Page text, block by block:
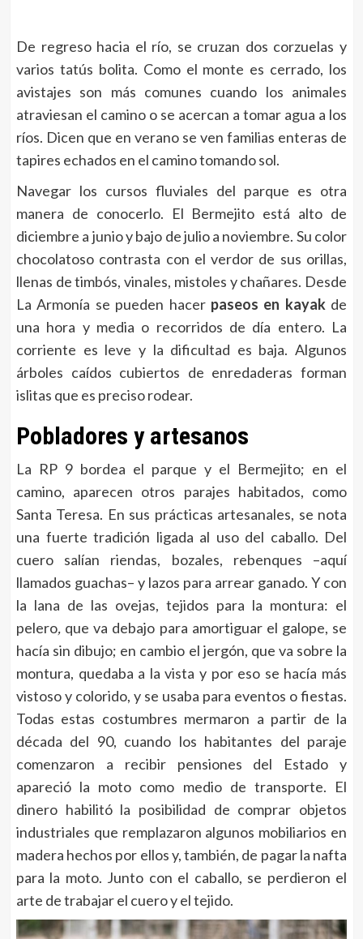
De regreso hacia el río, se cruzan dos corzuelas y
varios tatús bolita. Como el monte es cerrado, los
avistajes son más comunes cuando los animales
atraviesan el camino o se acercan a tomar agua a los
ríos. Dicen que en verano se ven familias enteras de
tapires echados en el camino tomando sol.
Navegar los cursos fluviales del parque es otra
manera de conocerlo. El Bermejito está alto de
diciembre a junio y bajo de julio a noviembre. Su color
chocolatoso contrasta con el verdor de sus orillas,
llenas de timbós, vinales, mistoles y chañares. Desde
La Armonía se pueden hacer paseos en kayakde
una hora y media o recorridos de día entero. La
corriente es leve y la dificultad es baja. Algunos
árboles caídos cubiertos de enredaderas forman
islitas que es preciso rodear.
Pobladores y artesanos
La RP 9 bordea el parque y el Bermejito; en el
camino, aparecen otros parajes habitados, como
Santa Teresa. En sus prácticas artesanales, se nota
una fuerte tradición ligada al uso del caballo. Del
cuero salían riendas, bozales, rebenques –aquí
llamados guachas– y lazos para arrear ganado. Y con
la lana de las ovejas, tejidos para la montura: el
pelero, que va debajo para amortiguar el galope, se
hacía sin dibujo; en cambio el jergón, que va sobre la
montura, quedaba a la vista y por eso se hacía más
vistoso y colorido, y se usaba para eventos o fiestas.
Todas estas costumbres mermaron a partir de la
década del 90, cuando los habitantes del paraje
comenzaron a recibir pensiones del Estado y
apareció la moto como medio de transporte. El
dinero habilitó la posibilidad de comprar objetos
industriales que remplazaron algunos mobiliarios en
madera hechos por ellos y, también, de pagar la nafta
para la moto. Junto con el caballo, se perdieron el
arte de trabajar el cuero y el tejido.